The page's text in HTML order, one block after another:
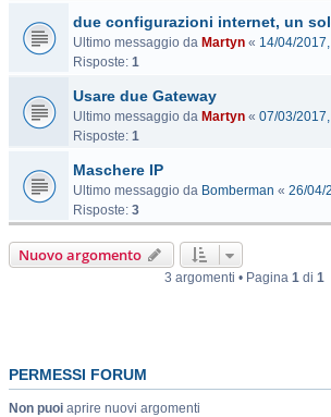
due configurazioni internet, un
Ultimo messaggio da Martyn « 14/04/
Risposte: 1
Usare due Gateway
Ultimo messaggio da Martyn « 07/03/
Risposte: 1
Maschere IP
Ultimo messaggio da Bomberman « 26/04/
Risposte: 3
Nuovo argomento
3 argomenti • Pagina 1di 1
PERMESSI FORUM
Non puoi aprire nuovi argomenti